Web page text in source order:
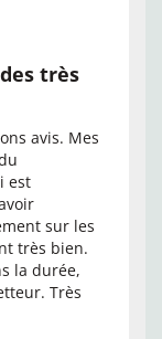
très
avis. Mes
est
sur les
très bien.
la durée,
Très